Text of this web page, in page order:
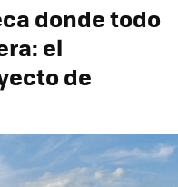
donde todo
el
de